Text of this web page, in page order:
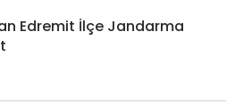
Edremit İlçe Jandarma